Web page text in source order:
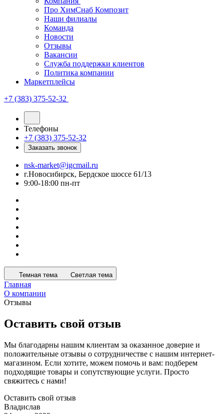
Про ХимСнаб Композит
Наши филиалы
Команда
Новости
Отзывы
Вакансии
Служба поддержки клиентов
Политика компании
Маркетплейсы
+7 (383) 375-52-32
Телефоны
+7 (383) 375-52-32
Заказать звонок
nsk-market@igcmail.ru
г.Новосибирск, Бердское шоссе 61/13
9:00-18:00 пн-пт
Темная тема Светлая тема
Главная
О компании
Отзывы
Оставить свой отзыв
Мы благодарны нашим клиентам за оказанное доверие и
положительные отзывы о сотрудничестве с нашим интернет-
магазином. Если хотите, можем помочь и вам: подберем
подходящие товары и сопутствующие услуги. Просто
свяжитесь с нами!
Оставить свой отзыв
Владислав